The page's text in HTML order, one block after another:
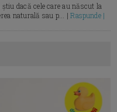
dacă cele care au născut la
naturală sau p... |Raspunde |